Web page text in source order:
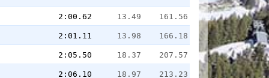
2:00.62 13.49 161.56
2:01.11 13.98 166.18
2:05.50 18.37 207.57
2:06.10 18.97 213.23